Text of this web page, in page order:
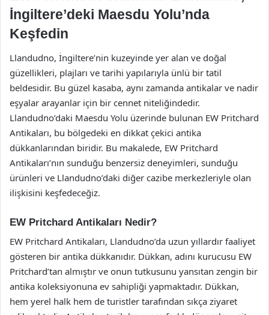
İngiltere’deki Maesdu Yolu’nda
Keşfedin
Llandudno, İngiltere’nin kuzeyinde yer alan ve doğal
güzellikleri, plajları ve tarihi yapılarıyla ünlü bir tatil
beldesidir. Bu güzel kasaba, aynı zamanda antikalar ve nadir
eşyalar arayanlar için bir cennet niteliğindedir.
Llandudno’daki Maesdu Yolu üzerinde bulunan EW Pritchard
Antikaları, bu bölgedeki en dikkat çekici antika
dükkanlarından biridir. Bu makalede, EW Pritchard
Antikaları’nın sunduğu benzersiz deneyimleri, sunduğu
ürünleri ve Llandudno’daki diğer cazibe merkezleriyle olan
ilişkisini keşfedeceğiz.
EW Pritchard Antikaları Nedir?
EW Pritchard Antikaları, Llandudno’da uzun yıllardır faaliyet
gösteren bir antika dükkanıdır. Dükkan, adını kurucusu EW
Pritchard’tan almıştır ve onun tutkusunu yansıtan zengin bir
antika koleksiyonuna ev sahipliği yapmaktadır. Dükkan,
hem yerel halk hem de turistler tarafından sıkça ziyaret